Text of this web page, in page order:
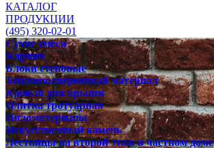
КАТАЛОГ
ПРОДУКЦИИ
(495) 320-02-01
Сухие смеси
Кирпич
Блоки стеновые
Теплоизоляционный материал
Кровля для крыши
Плитка тротуарная
Пиломатериалы
Искусственный камень
Лестницы на второй этаж в частном доме